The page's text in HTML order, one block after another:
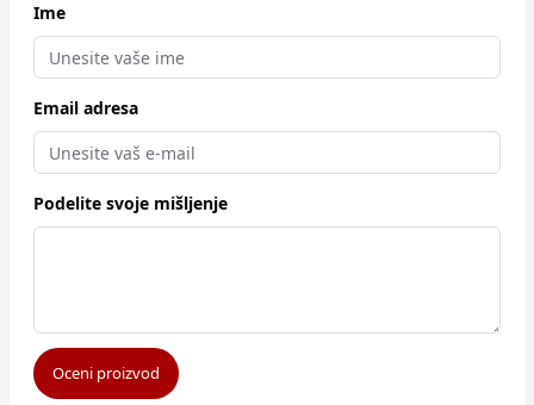
Ime
Email adresa
Podelite svoje mišljenje
Oceni proizvod